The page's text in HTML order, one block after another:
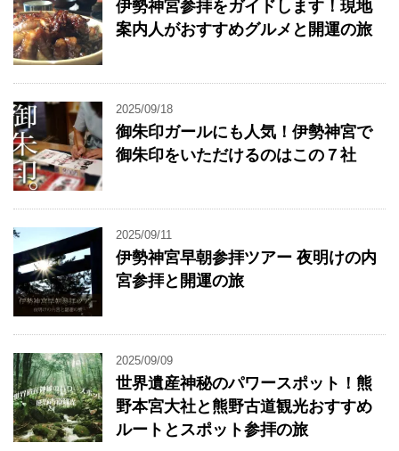
伊勢神宮参拝をガイドします！現地
案内人がおすすめグルメと開運の旅
2025/09/18
御朱印ガールにも人気！伊勢神宮で
御朱印をいただけるのはこの７社
2025/09/11
伊勢神宮早朝参拝ツアー 夜明けの内
宮参拝と開運の旅
2025/09/09
世界遺産神秘のパワースポット！熊
野本宮大社と熊野古道観光おすすめ
ルートとスポット参拝の旅